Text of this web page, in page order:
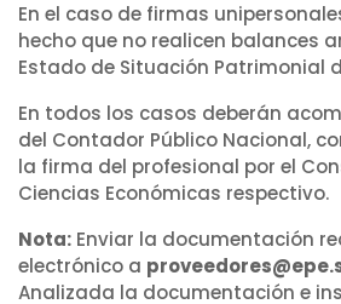
En el caso de firmas
hecho que no realicen balances
Estado de Situación Patrimonial
En todos los casos deberán
del Contador Público Nacional,
la firma del profesional por el
Ciencias Económicas respectivo.
Nota: Enviar la documentación
electrónico a
Analizada la documentación e